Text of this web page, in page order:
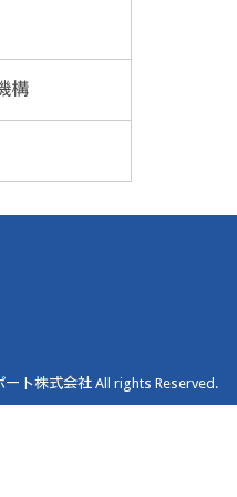
構
ト株式会社 All rights Reserved.